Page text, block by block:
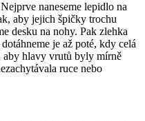
naneseme lepidlo na
aby jejich špičky trochu
desku na nohy. Pak zlehka
je až poté, kdy celá
hlavy vrutů byly mírně
ruce nebo